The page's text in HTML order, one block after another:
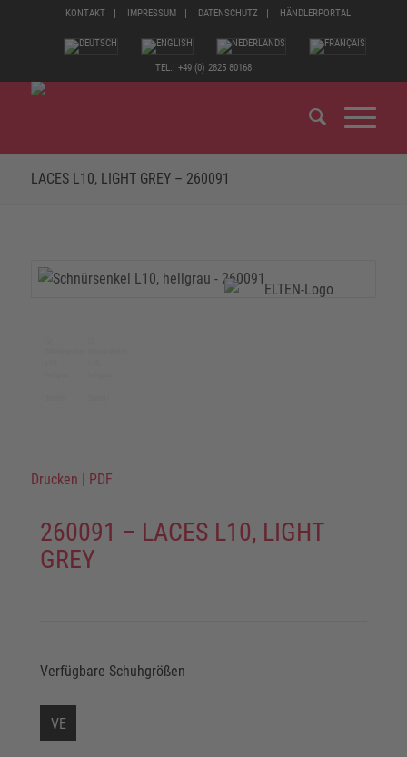
KONTAKT IMPRESSUM DATENSCHUTZ HÄNDLERPORTAL
TEL.: +49 (0) 2825 80168
LACES L10, LIGHT GREY – 260091
Drucken | PDF
260091 – LACES L10, LIGHT
GREY
Verfügbare Schuhgrößen
VE